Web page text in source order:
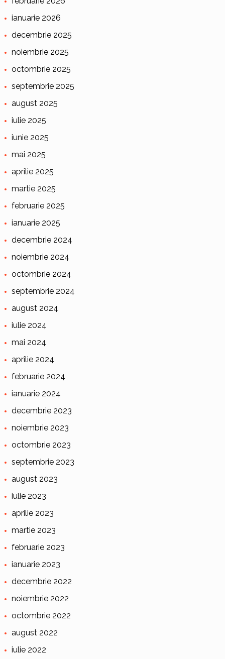
ianuarie 2026
decembrie 2025
noiembrie 2025
octombrie 2025
septembrie 2025
august 2025
iulie 2025
iunie 2025
mai 2025
aprilie 2025
martie 2025
februarie 2025
ianuarie 2025
decembrie 2024
noiembrie 2024
octombrie 2024
septembrie 2024
august 2024
iulie 2024
mai 2024
aprilie 2024
februarie 2024
ianuarie 2024
decembrie 2023
noiembrie 2023
octombrie 2023
septembrie 2023
august 2023
iulie 2023
aprilie 2023
martie 2023
februarie 2023
ianuarie 2023
decembrie 2022
noiembrie 2022
octombrie 2022
august 2022
iulie 2022